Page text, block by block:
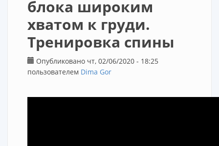
блока широким
хватом к груди.
Тренировка спины
Опубликовано чт, 02/06/2020 - 18:25
пользователем Dima Gor